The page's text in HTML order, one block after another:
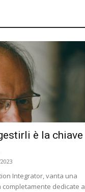
è la chiave
Integrator, vanta una
dedicate a